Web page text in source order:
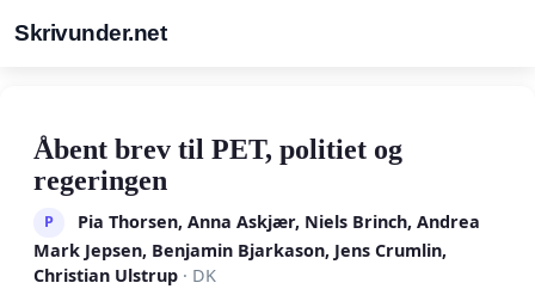
Skrivunder.net
Åbent brev til PET, politiet og
regeringen
P
Pia Thorsen, Anna Askjær, Niels Brinch, Andrea
Mark Jepsen, Benjamin Bjarkason, Jens Crumlin,
Christian Ulstrup · DK